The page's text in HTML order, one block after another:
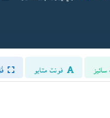
سائيز فونٽ مٽايو